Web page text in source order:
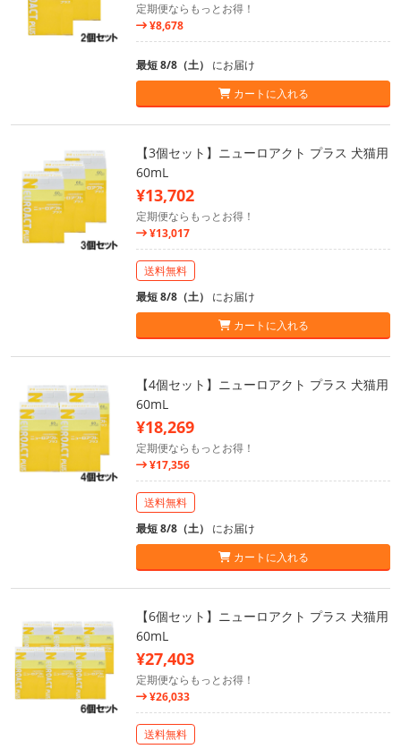
定期便ならもっとお得！
¥8,678
最短 8/8（土） にお届け
カートに入れる
【3個セット】ニューロアクト プラス 犬猫用
60mL
¥13,702
定期便ならもっとお得！
¥13,017
送料無料
最短 8/8（土） にお届け
カートに入れる
【4個セット】ニューロアクト プラス 犬猫用
60mL
¥18,269
定期便ならもっとお得！
¥17,356
送料無料
最短 8/8（土） にお届け
カートに入れる
【6個セット】ニューロアクト プラス 犬猫用
60mL
¥27,403
定期便ならもっとお得！
¥26,033
送料無料